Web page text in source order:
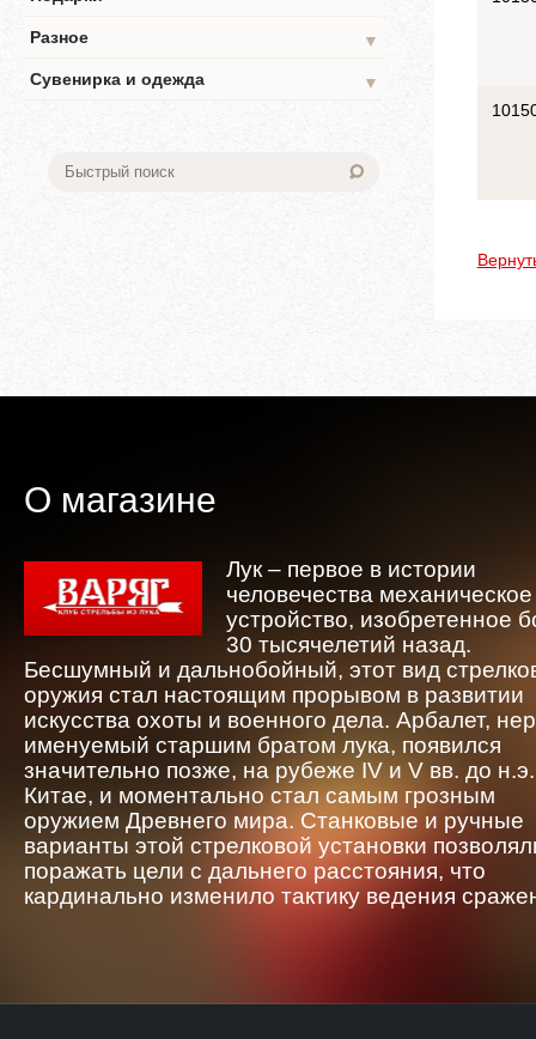
Разное
▼
Сувенирка и одежда
▼
О магазине
Лук – первое в истории
человечества механическое
устройство, изобретенное
30 тысячелетий назад.
Бесшумный и дальнобойный, этот вид
оружия стал настоящим прорывом в развитии
искусства охоты и военного дела. Арбалет,
именуемый старшим братом лука, появился
значительно позже, на рубеже IV и V вв. до
Китае, и моментально стал самым грозным
оружием Древнего мира. Станковые и ручные
варианты этой стрелковой установки
поражать цели с дальнего расстояния, что
кардинально изменило тактику ведения